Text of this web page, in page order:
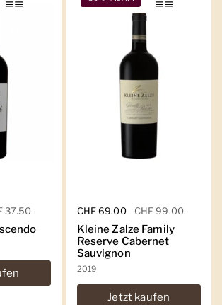
Preis
37.50 Regulärer Preis
CHF 69.00 Sale-Preis
CHF 99.00
Kleine Zalze Family
Reserve Cabernet
Sauvignon
2019
Jetzt kaufen